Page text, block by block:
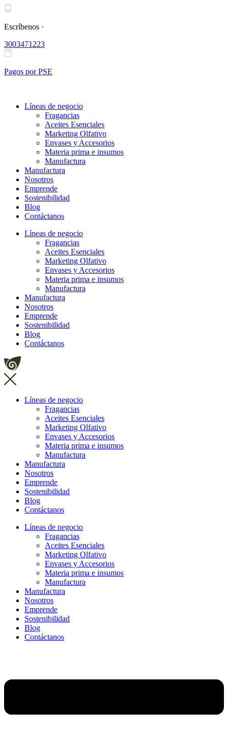
Ir
contenido
Escríbenos ·
3003471223
Pagos por PSE
Líneas de negocio
Fragancias
Aceites Esenciales
Marketing Olfativo
Envases y Accesorios
Materia prima e insumos
Manufactura
Manufactura
Nosotros
Emprende
Sostenibilidad
Blog
Contáctanos
Líneas de negocio
Fragancias
Aceites Esenciales
Marketing Olfativo
Envases y Accesorios
Materia prima e insumos
Manufactura
Manufactura
Nosotros
Emprende
Sostenibilidad
Blog
Contáctanos
Líneas de negocio
Fragancias
Aceites Esenciales
Marketing Olfativo
Envases y Accesorios
Materia prima e insumos
Manufactura
Manufactura
Nosotros
Emprende
Sostenibilidad
Blog
Contáctanos
Líneas de negocio
Fragancias
Aceites Esenciales
Marketing Olfativo
Envases y Accesorios
Materia prima e insumos
Manufactura
Manufactura
Nosotros
Emprende
Sostenibilidad
Blog
Contáctanos